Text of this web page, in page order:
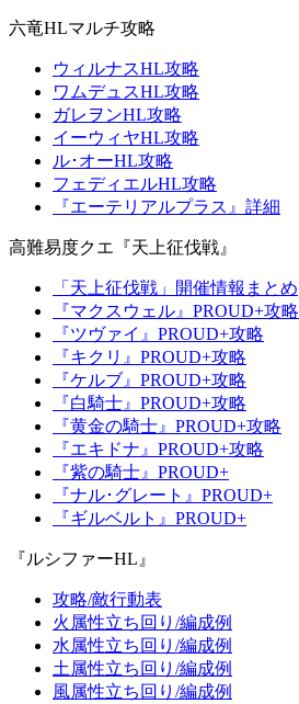
六竜HLマルチ攻略
ウィルナスHL攻略
ワムデュスHL攻略
ガレヲンHL攻略
イーウィヤHL攻略
ル･オーHL攻略
フェディエルHL攻略
『エーテリアルプラス』詳細
高難易度クエ『天上征伐戦』
「天上征伐戦」開催情報まとめ
『マクスウェル』PROUD+攻略
『ツヴァイ』PROUD+攻略
『キクリ』PROUD+攻略
『ケルブ』PROUD+攻略
『白騎士』PROUD+攻略
『黄金の騎士』PROUD+攻略
『エキドナ』PROUD+攻略
『紫の騎士』PROUD+
『ナル･グレート』PROUD+
『ギルベルト』PROUD+
『ルシファーHL』
攻略/敵行動表
火属性立ち回り/編成例
水属性立ち回り/編成例
土属性立ち回り/編成例
風属性立ち回り/編成例